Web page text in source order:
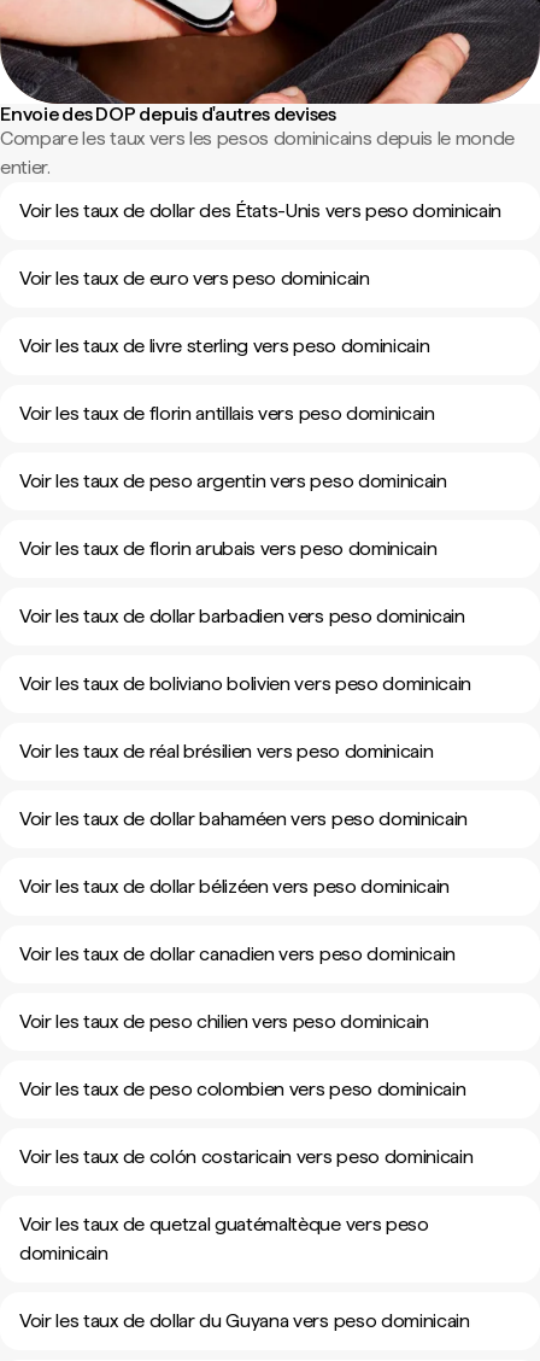
Envoie des DOP depuis d'autres devises
Compare les taux vers les pesos dominicains depuis le monde
entier.
Voir les taux de dollar des États-Unis vers peso dominicain
Voir les taux de euro vers peso dominicain
Voir les taux de livre sterling vers peso dominicain
Voir les taux de florin antillais vers peso dominicain
Voir les taux de peso argentin vers peso dominicain
Voir les taux de florin arubais vers peso dominicain
Voir les taux de dollar barbadien vers peso dominicain
Voir les taux de boliviano bolivien vers peso dominicain
Voir les taux de réal brésilien vers peso dominicain
Voir les taux de dollar bahaméen vers peso dominicain
Voir les taux de dollar bélizéen vers peso dominicain
Voir les taux de dollar canadien vers peso dominicain
Voir les taux de peso chilien vers peso dominicain
Voir les taux de peso colombien vers peso dominicain
Voir les taux de colón costaricain vers peso dominicain
Voir les taux de quetzal guatémaltèque vers peso
dominicain
Voir les taux de dollar du Guyana vers peso dominicain